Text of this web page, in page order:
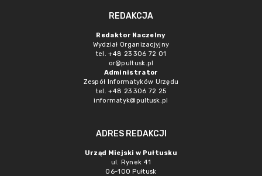
REDAKCJA
Redaktor Naczelny
Wydział Organizacjyjny
tel. +48 23 306 72 01
or@pultusk.pl
Administrator
Zespół Informatyków Urzędu
tel. +48 23 306 72 25
informatyk@pultusk.pl
ADRES REDAKCJI
Urząd Miejski w Pułtusku
ul. Rynek 41
06-100 Pułtusk